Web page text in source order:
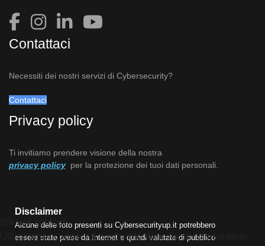
Contattaci
Necessiti dei nostri servizi di Cybersecurity?
Contattaci
Privacy policy
Ti invitiamo prendere visione della nostra
privacy policy per la protezione dei tuoi dati personali.
Disclaimer
Alcune delle foto presenti su Cybersecurityup.it potrebbero
essere state prese da Internet e quindi valutate di pubblico
We use cookies
Utilizziamo i cookie sul nostro sito Web. Alcuni di essi sono